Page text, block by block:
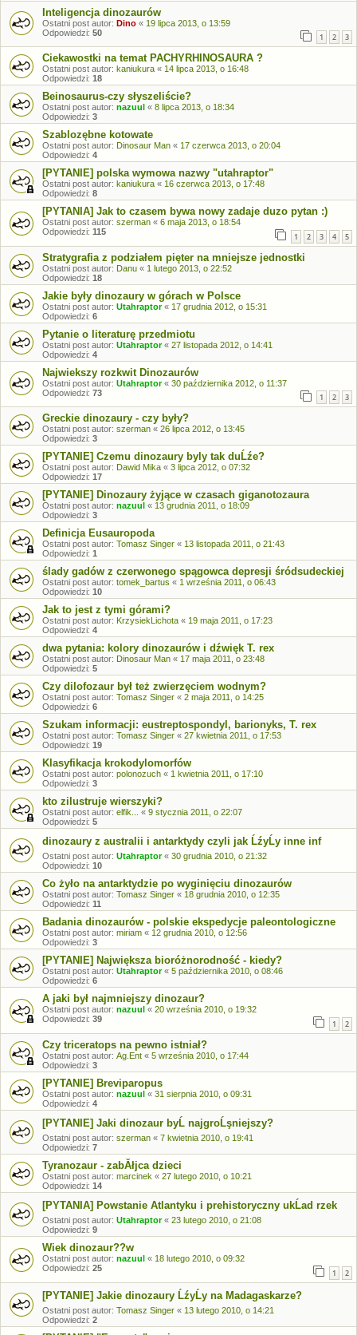
Inteligencja dinozaurów
Ostatni post autor: Dino « 19 lipca 2013, o 13:59
Odpowiedzi: 50 1 2 3
Ciekawostki na temat PACHYRHINOSAURA ?
Ostatni post autor: kaniukura « 14 lipca 2013, o 16:48
Odpowiedzi: 18
Beinosaurus-czy słyszeliście?
Ostatni post autor: nazuul « 8 lipca 2013, o 18:34
Odpowiedzi: 3
Szablozębne kotowate
Ostatni post autor: Dinosaur Man « 17 czerwca 2013, o 20:04
Odpowiedzi: 4
[PYTANIE] polska wymowa nazwy "utahraptor"
Ostatni post autor: kaniukura « 16 czerwca 2013, o 17:48
Odpowiedzi: 8
[PYTANIA] Jak to czasem bywa nowy zadaje duzo pytan :)
Ostatni post autor: szerman « 6 maja 2013, o 18:54
Odpowiedzi: 115 1 2 3 4 5
Stratygrafia z podziałem pięter na mniejsze jednostki
Ostatni post autor: Danu « 1 lutego 2013, o 22:52
Odpowiedzi: 18
Jakie były dinozaury w górach w Polsce
Ostatni post autor: Utahraptor« 17 grudnia 2012, o 15:31
Odpowiedzi: 6
Pytanie o literaturę przedmiotu
Ostatni post autor: Utahraptor« 27 listopada 2012, o 14:41
Odpowiedzi: 4
Najwiekszy rozkwit Dinozaurów
Ostatni post autor: Utahraptor« 30 października 2012, o 11:37
Odpowiedzi: 73 1 2 3
Greckie dinozaury - czy były?
Ostatni post autor: szerman « 26 lipca 2012, o 13:45
Odpowiedzi: 3
[PYTANIE] Czemu dinozaury byly tak duĹźe?
Ostatni post autor: Dawid Mika « 3 lipca 2012, o 07:32
Odpowiedzi: 17
[PYTANIE] Dinozaury żyjące w czasach giganotozaura
Ostatni post autor: nazuul « 13 grudnia 2011, o 18:09
Odpowiedzi: 3
Definicja Eusauropoda
Ostatni post autor: Tomasz Singer « 13 listopada 2011, o 21:43
Odpowiedzi: 1
ślady gadów z czerwonego spągowca depresji śródsudeckiej
Ostatni post autor: tomek_bartus « 1 września 2011, o 06:43
Odpowiedzi: 10
Jak to jest z tymi górami?
Ostatni post autor: KrzysiekLichota « 19 maja 2011, o 17:23
Odpowiedzi: 4
dwa pytania: kolory dinozaurów i dźwięk T. rex
Ostatni post autor: Dinosaur Man « 17 maja 2011, o 23:48
Odpowiedzi: 5
Czy dilofozaur był też zwierzęciem wodnym?
Ostatni post autor: Tomasz Singer « 2 maja 2011, o 14:25
Odpowiedzi: 6
Szukam informacji: eustreptospondyl, barionyks, T. rex
Ostatni post autor: Tomasz Singer « 27 kwietnia 2011, o 17:53
Odpowiedzi: 19
Klasyfikacja krokodylomorfów
Ostatni post autor: polonozuch « 1 kwietnia 2011, o 17:10
Odpowiedzi: 3
kto zilustruje wierszyki?
Ostatni post autor: elfik... « 9 stycznia 2011, o 22:07
Odpowiedzi: 5
dinozaury z australii i antarktydy czyli jak ĹźyĹy inne inf
Ostatni post autor: Utahraptor« 30 grudnia 2010, o 21:32
Odpowiedzi: 10
Co żyło na antarktydzie po wyginięciu dinozaurów
Ostatni post autor: Tomasz Singer « 18 grudnia 2010, o 12:35
Odpowiedzi: 11
Badania dinozaurów - polskie ekspedycje paleontologiczne
Ostatni post autor: miriam « 12 grudnia 2010, o 12:56
Odpowiedzi: 3
[PYTANIE] Największa bioróżnorodność - kiedy?
Ostatni post autor: Utahraptor« 5 października 2010, o 08:46
Odpowiedzi: 6
A jaki był najmniejszy dinozaur?
Ostatni post autor: nazuul « 20 września 2010, o 19:32
Odpowiedzi: 39 1 2
Czy triceratops na pewno istniał?
Ostatni post autor: Ag.Ent « 5 września 2010, o 17:44
Odpowiedzi: 3
[PYTANIE] Breviparopus
Ostatni post autor: nazuul « 31 sierpnia 2010, o 09:31
Odpowiedzi: 4
[PYTANIE] Jaki dinozaur byĹ najgroĹşniejszy?
Ostatni post autor: szerman « 7 kwietnia 2010, o 19:41
Odpowiedzi: 7
Tyranozaur - zabĂłjca dzieci
Ostatni post autor: marcinek « 27 lutego 2010, o 10:21
Odpowiedzi: 14
[PYTANIA] Powstanie Atlantyku i prehistoryczny ukĹad rzek
Ostatni post autor: Utahraptor« 23 lutego 2010, o 21:08
Odpowiedzi: 9
Wiek dinozaur??w
Ostatni post autor: nazuul « 18 lutego 2010, o 09:32
Odpowiedzi: 25 1 2
[PYTANIE] Jakie dinozaury ĹźyĹy na Madagaskarze?
Ostatni post autor: Tomasz Singer « 13 lutego 2010, o 14:21
Odpowiedzi: 2